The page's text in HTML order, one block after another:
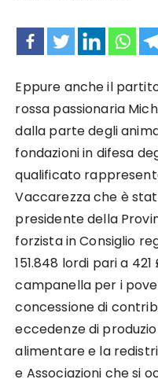
Eppure anche il
rossa passionaria
dalla parte degli
fondazioni in difesa
qualificato
Vaccarezza che è
presidente della
forzista in Consiglio
151.848 lordi pari a
campanella per i
concessione di
eccedenze di
alimentare e la
e Associazioni che si